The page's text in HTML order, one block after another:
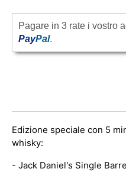
Pagare in 3 rate i vostro
PayPal.
Edizione speciale con 5
whisky:
- Jack Daniel's Single